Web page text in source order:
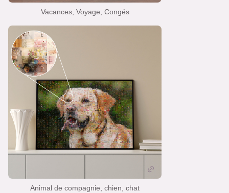
Vacances, Voyage, Congés
Animal de compagnie, chien, chat